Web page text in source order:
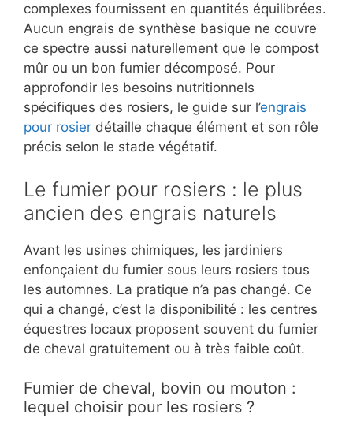
complexes fournissent en quantités équilibrées.
Aucun engrais de synthèse basique ne couvre
ce spectre aussi naturellement que le compost
mûr ou un bon fumier décomposé. Pour
approfondir les besoins nutritionnels
spécifiques des rosiers, le guide sur l’engrais
pour rosier détaille chaque élément et son rôle
précis selon le stade végétatif.
Le fumier pour rosiers : le plus
ancien des engrais naturels
Avant les usines chimiques, les jardiniers
enfonçaient du fumier sous leurs rosiers tous
les automnes. La pratique n’a pas changé. Ce
qui a changé, c’est la disponibilité : les centres
équestres locaux proposent souvent du fumier
de cheval gratuitement ou à très faible coût.
Fumier de cheval, bovin ou mouton :
lequel choisir pour les rosiers ?